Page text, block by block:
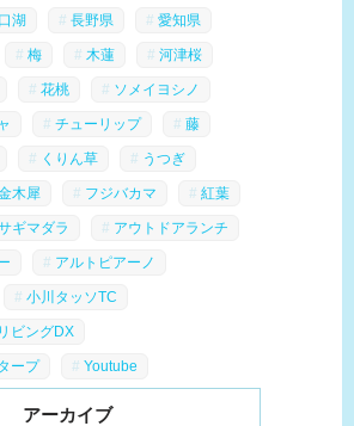
湖 長野県 愛知県
梅 木蓮 河津桜
花桃 ソメイヨシノ
チューリップ 藤
くりん草 うつぎ
木犀 フジバカマ 紅葉
ギマダラ アウトドアランチ
アルトピアーノ
小川タッソTC
ビングDX
ープ Youtube
アーカイブ